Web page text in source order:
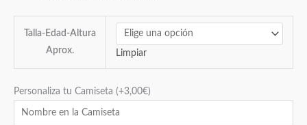
Talla-Edad-Altura
Aprox.
Limpiar
Personaliza tu Camiseta (+3,00€)